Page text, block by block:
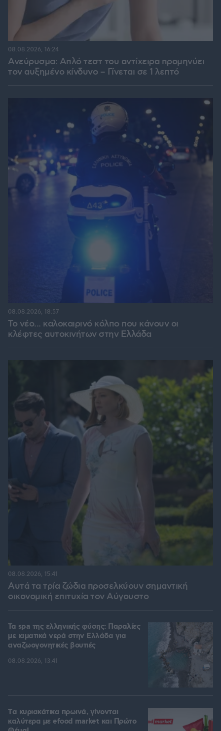
Ανεύρυσμα: Απλό τεστ του αντίχειρα προμηνύει
τον αυξημένο κίνδυνο – Γίνεται σε 1 λεπτό
08.08.2026, 16:24
Το νέο... καλοκαιρινό κόλπο που κάνουν οι
κλέφτες αυτοκινήτων στην Ελλάδα
08.08.2026, 18:57
Αυτά τα τρία ζώδια προσελκύουν σημαντική
οικονομική επιτυχία τον Αύγουστο
08.08.2026, 15:41
Τα spa της ελληνικής φύσης: Παραλίες
με ιαματικά νερά στην Ελλάδα για
αναζωογονητικές βουτιές
08.08.2026, 13:41
Tα κυριακάτικα πρωινά, γίνονται
καλύτερα με efood market και Πρώτο